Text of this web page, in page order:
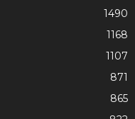
1490
1168
1107
871
865